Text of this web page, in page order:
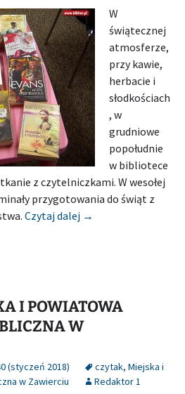
W
świątecznej
atmosferze,
przy kawie,
herbacie i
słodkościach
, w
grudniowe
popołudnie
w bibliotece
z czytelniczkami. W wesołej
przygotowania do świąt z
Czytaj dalej [Relacja] MIEJSKA I
→
I POWIATOWA
W
(styczeń 2018) czytak, Miejska i
w Zawierciu
Redaktor 1